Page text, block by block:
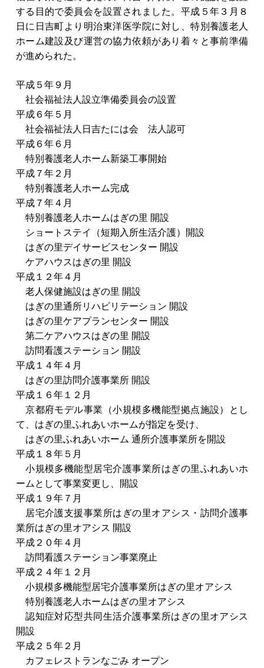
する目的で委員会を設置されました。平成５年３月８
日に日吉町より明治東洋医学院に対し、特別養護老人
ホーム建設及び運営の協力依頼があり着々と事前準備
が進められた。
平成５年９月
社会福祉法人設立準備委員会の設置
平成６年５月
社会福祉法人日吉たには会 法人認可
平成６年６月
特別養護老人ホーム新築工事開始
平成７年２月
特別養護老人ホーム完成
平成７年４月
特別養護老人ホームはぎの里 開設
ショートステイ（短期入所生活介護）開設
はぎの里デイサービスセンター 開設
ケアハウスはぎの里 開設
平成１２年４月
老人保健施設はぎの里 開設
はぎの里通所リハビリテーション 開設
はぎの里ケアプランセンター 開設
第二ケアハウスはぎの里 開設
訪問看護ステーション 開設
平成１４年４月
はぎの里訪問介護事業所 開設
平成１６年１２月
京都府モデル事業（小規模多機能型拠点施設）とし
て、はぎの里ふれあいホームが指定を受け、
はぎの里ふれあいホーム 通所介護事業所を開設
平成１８年５月
小規模多機能型居宅介護事業所はぎの里ふれあいホ
ームとして事業変更し、開設
平成１９年７月
居宅介護支援事業所はぎの里オアシス・訪問介護事
業所はぎの里オアシス 開設
平成２０年４月
訪問看護ステーション事業廃止
平成２４年１２月
小規模多機能型居宅介護事業所はぎの里オアシス
特別養護老人ホームはぎの里オアシス
認知症対応型共同生活介護事業所はぎの里オアシス
開設
平成２５年２月
カフェレストランなごみ オープン